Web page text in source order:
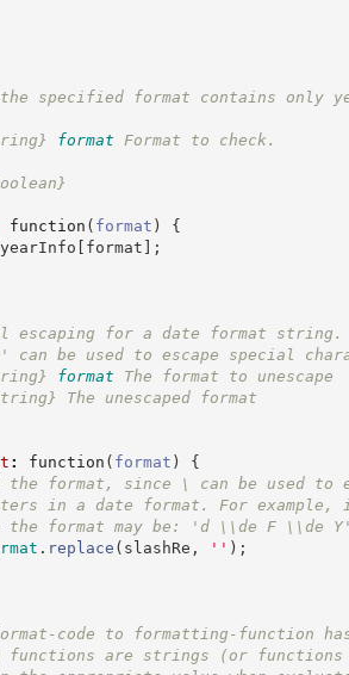
specified format contains only
format
Format to check.
function ( format )
{
yearInfo [ format ] ;
for a date format string.
be used to escape special
format
The format to unescape
The unescaped format
: function ( format )
{
the format, since \ can be used to
in a date format. For example,
the format may be: 'd \\de F \\de
. replace ( slashRe , ' ' ) ;
code to formatting-function
are strings (or functions